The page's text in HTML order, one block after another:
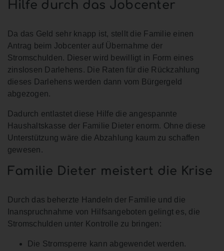
Hilfe durch das Jobcenter
Da das Geld sehr knapp ist, stellt die Familie einen
Antrag beim Jobcenter auf Übernahme der
Stromschulden. Dieser wird bewilligt in Form eines
zinslosen Darlehens. Die Raten für die Rückzahlung
dieses Darlehens werden dann vom Bürgergeld
abgezogen.
Dadurch entlastet diese Hilfe die angespannte
Haushaltskasse der Familie Dieter enorm. Ohne diese
Unterstützung wäre die Abzahlung kaum zu schaffen
gewesen.
Familie Dieter meistert die Krise
Durch das beherzte Handeln der Familie und die
Inanspruchnahme von Hilfsangeboten gelingt es, die
Stromschulden unter Kontrolle zu bringen:
Die Stromsperre kann abgewendet werden.